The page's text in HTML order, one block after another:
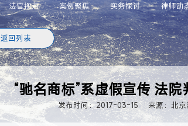
法官视点 案例聚焦 实务探讨 律师动
返回列表
“驰名商标”系虚假宣传 法
发布时间：2017-03-15 来源：北